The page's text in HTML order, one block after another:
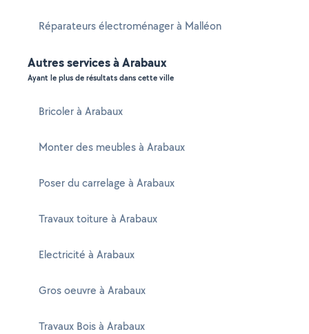
Réparateurs électroménager à Malléon
Autres services à Arabaux
Ayant le plus de résultats dans cette ville
Bricoler à Arabaux
Monter des meubles à Arabaux
Poser du carrelage à Arabaux
Travaux toiture à Arabaux
Electricité à Arabaux
Gros oeuvre à Arabaux
Travaux Bois à Arabaux